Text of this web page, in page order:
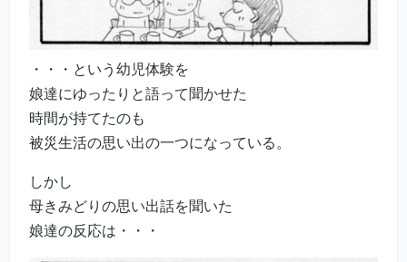
・・・という幼児体験を
娘達にゆったりと語って聞かせた
時間が持てたのも
被災生活の思い出の一つになっている。
しかし
母きみどりの思い出話を聞いた
娘達の反応は・・・